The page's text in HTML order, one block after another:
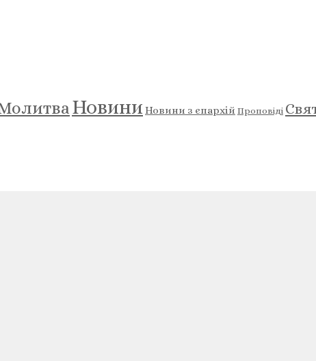
Новини Новини з єпархій Проповіді